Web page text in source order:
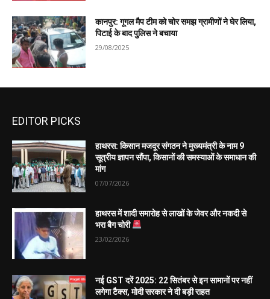
कानपुर: गूगल मैप टीम को चोर समझ ग्रामीणों ने घेर लिया,
पिटाई के बाद पुलिस ने बचाया
29/08/2025
EDITOR PICKS
हाथरस: किसान मजदूर संगठन ने मुख्यमंत्री के नाम 9
सूत्रीय ज्ञापन सौंपा, किसानों की समस्याओं के समाधान की
मांग
07/07/2026
हाथरस में शादी समारोह से लाखों के जेवर और नकदी से
भरा बैग चोरी
23/02/2026
नई GST दरें 2025: 22 सितंबर से इन सामानों पर नहीं
लगेगा टैक्स, मोदी सरकार ने दी बड़ी राहत